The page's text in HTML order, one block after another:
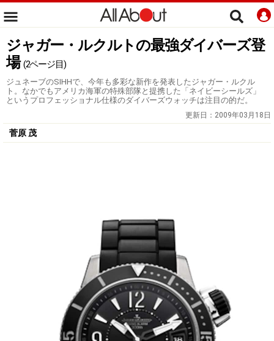
ジャガー・ルクルトの最強ダイバーズ登
場 (2ページ目)
ジュネーブのSIHHで、今年も多彩な新作を発表したジャガー・ルクル
ト。なかでもアメリカ海軍の特殊部隊と提携した「ネイビーシールズ」
というプロフェッショナル仕様のダイバーズウォッチは注目の的だ。
更新日： 2009年03月18日
菅原 茂